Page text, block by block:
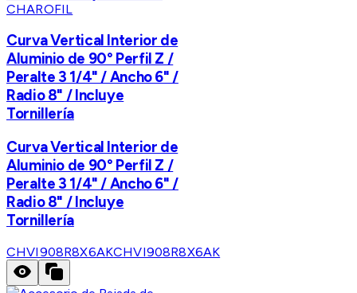
CHAROFIL
Curva Vertical Interior de
Aluminio de 90° Perfil Z /
Peralte 3 1/4" / Ancho 6" /
Radio 8" / Incluye
Tornillería
Curva Vertical Interior de
Aluminio de 90° Perfil Z /
Peralte 3 1/4" / Ancho 6" /
Radio 8" / Incluye
Tornillería
CHVI908R8X6AKCHVI908R8X6AK